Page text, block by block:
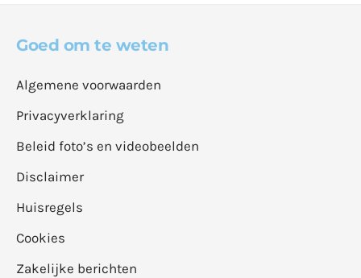
Goed om te weten
Algemene voorwaarden
Privacyverklaring
Beleid foto’s en videobeelden
Disclaimer
Huisregels
Cookies
Zakelijke berichten